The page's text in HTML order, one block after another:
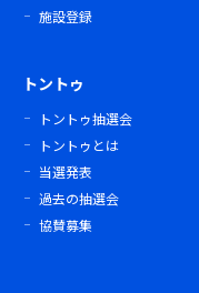
施設登録
トントゥ
トントゥ抽選会
トントゥとは
当選発表
過去の抽選会
協賛募集